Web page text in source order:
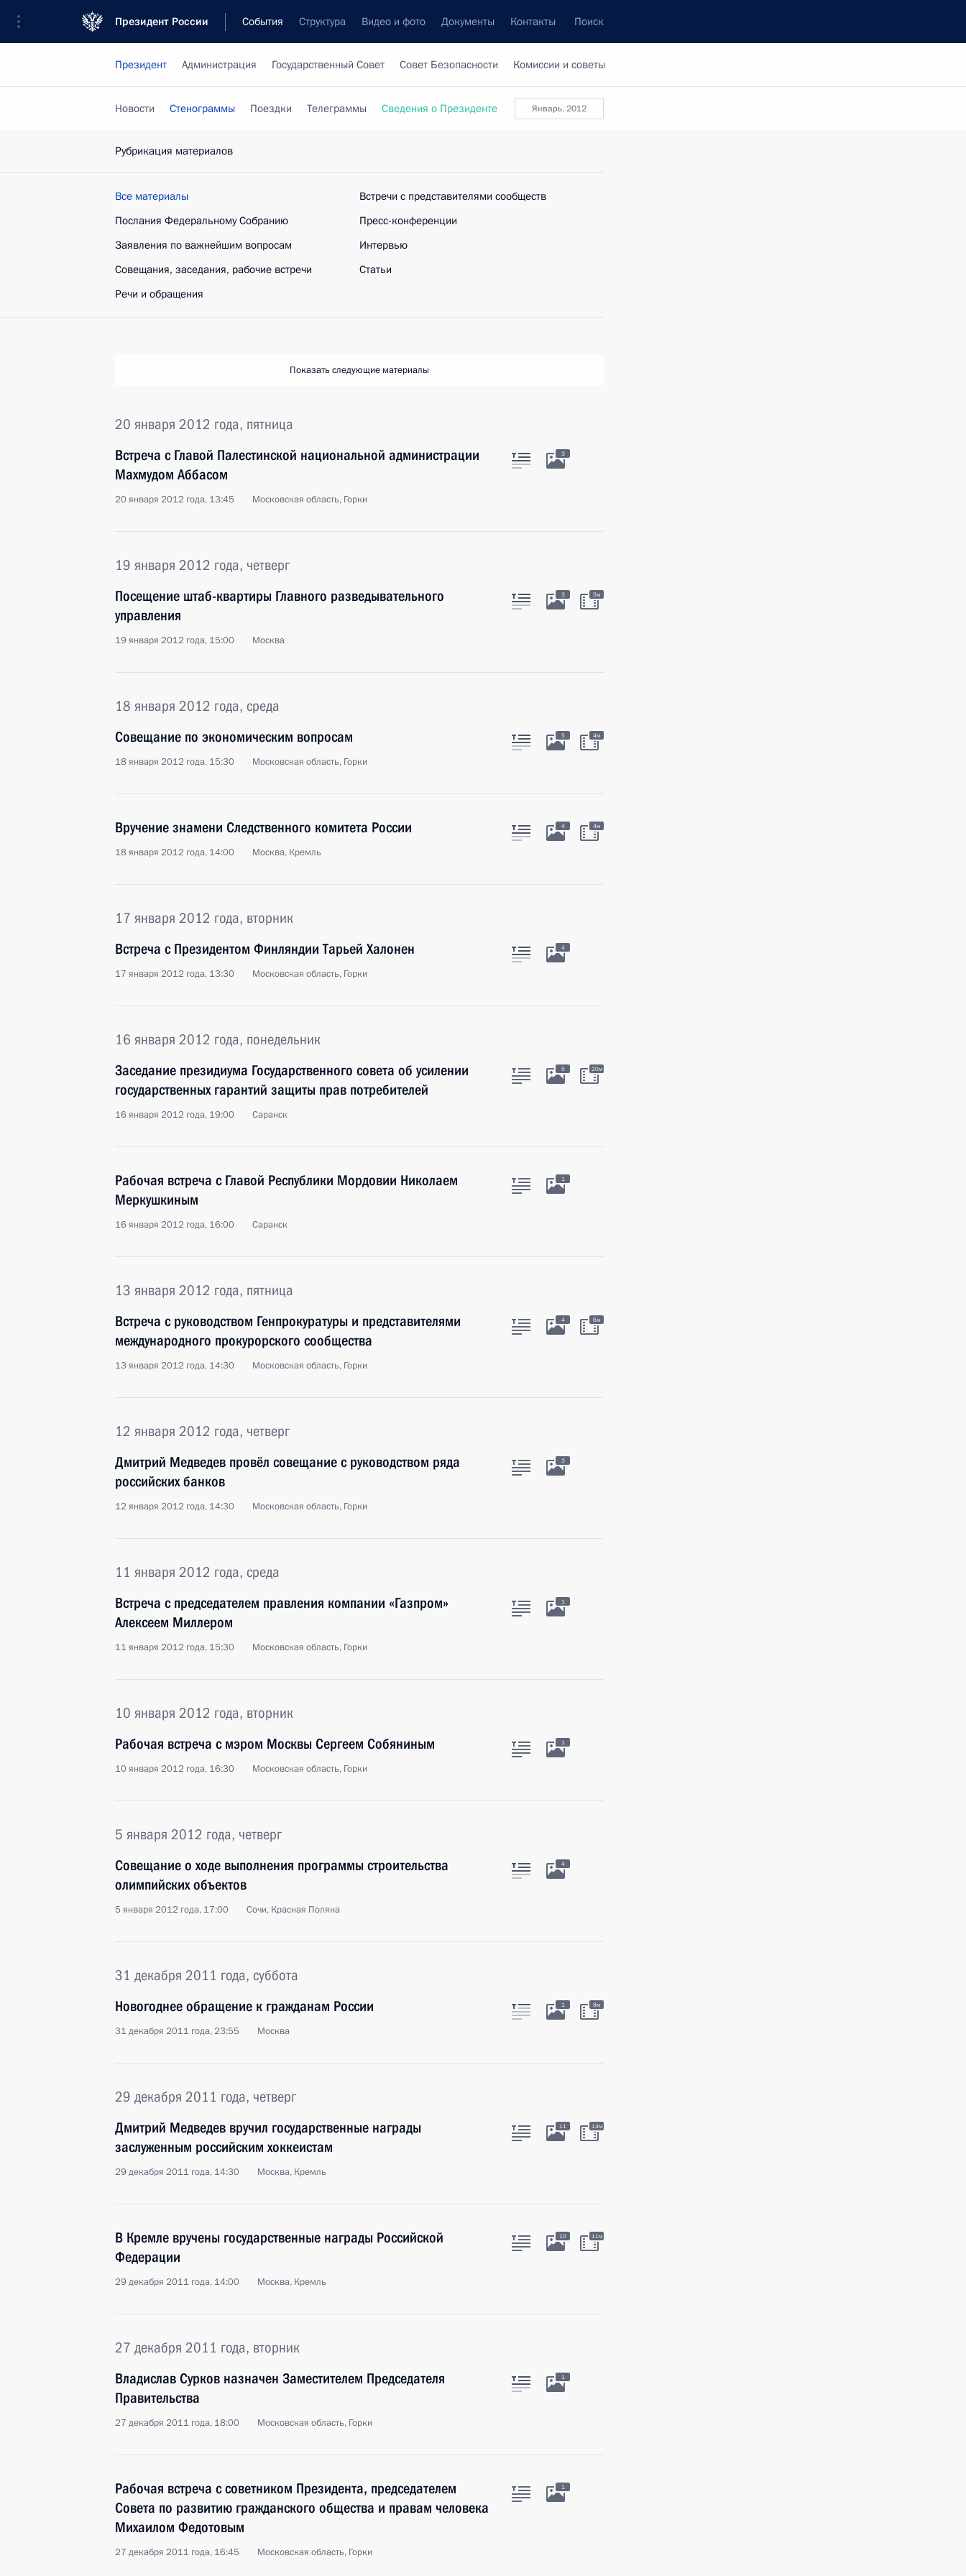
Президент России События Структура Видео и фото Документы Контакты Поиск
Президент Администрация Государственный Совет Совет Безопасности Комиссии и советы
январь, 2012
Новости Стенограммы Поездки Телеграммы Сведения о Президенте
Рубрикация материалов
Все материалы
Послания Федеральному Собранию
Заявления по важнейшим вопросам
Совещания, заседания, рабочие встречи
Речи и обращения
Встречи с представителями сообществ
Пресс-конференции
Интервью
Статьи
Показать следующие материалы
20 января 2012 года, пятница
Встреча с Главой Палестинской национальной администрации
Махмудом Аббасом
20 января 2012 года, 13:45 Московская область, Горки
3
19 января 2012 года, четверг
Посещение штаб-квартиры Главного разведывательного
управления
19 января 2012 года, 15:00 Москва
3 5м
18 января 2012 года, среда
Совещание по экономическим вопросам
18 января 2012 года, 15:30 Московская область, Горки
5 4м
Вручение знамени Следственного комитета России
18 января 2012 года, 14:00 Москва, Кремль
4 4м
17 января 2012 года, вторник
Встреча с Президентом Финляндии Тарьей Халонен
17 января 2012 года, 13:30 Московская область, Горки
4
16 января 2012 года, понедельник
Заседание президиума Государственного совета об усилении
государственных гарантий защиты прав потребителей
16 января 2012 года, 19:00 Саранск
5 20м
Рабочая встреча с Главой Республики Мордовии Николаем
Меркушкиным
16 января 2012 года, 16:00 Саранск
1
13 января 2012 года, пятница
Встреча с руководством Генпрокуратуры и представителями
международного прокурорского сообщества
13 января 2012 года, 14:30 Московская область, Горки
4 6м
12 января 2012 года, четверг
Дмитрий Медведев провёл совещание с руководством ряда
российских банков
12 января 2012 года, 14:30 Московская область, Горки
3
11 января 2012 года, среда
Встреча с председателем правления компании «Газпром»
Алексеем Миллером
11 января 2012 года, 15:30 Московская область, Горки
1
10 января 2012 года, вторник
Рабочая встреча с мэром Москвы Сергеем Собяниным
10 января 2012 года, 16:30 Московская область, Горки
1
5 января 2012 года, четверг
Совещание о ходе выполнения программы строительства
олимпийских объектов
5 января 2012 года, 17:00 Сочи, Красная Поляна
4
31 декабря 2011 года, суббота
Новогоднее обращение к гражданам России
31 декабря 2011 года, 23:55 Москва
1 8м
29 декабря 2011 года, четверг
Дмитрий Медведев вручил государственные награды
заслуженным российским хоккеистам
29 декабря 2011 года, 14:30 Москва, Кремль
11 14м
В Кремле вручены государственные награды Российской
Федерации
29 декабря 2011 года, 14:00 Москва, Кремль
10 11м
27 декабря 2011 года, вторник
Владислав Сурков назначен Заместителем Председателя
Правительства
27 декабря 2011 года, 18:00 Московская область, Горки
1
Рабочая встреча с советником Президента, председателем
Совета по развитию гражданского общества и правам человека
Михаилом Федотовым
27 декабря 2011 года, 16:45 Московская область, Горки
1